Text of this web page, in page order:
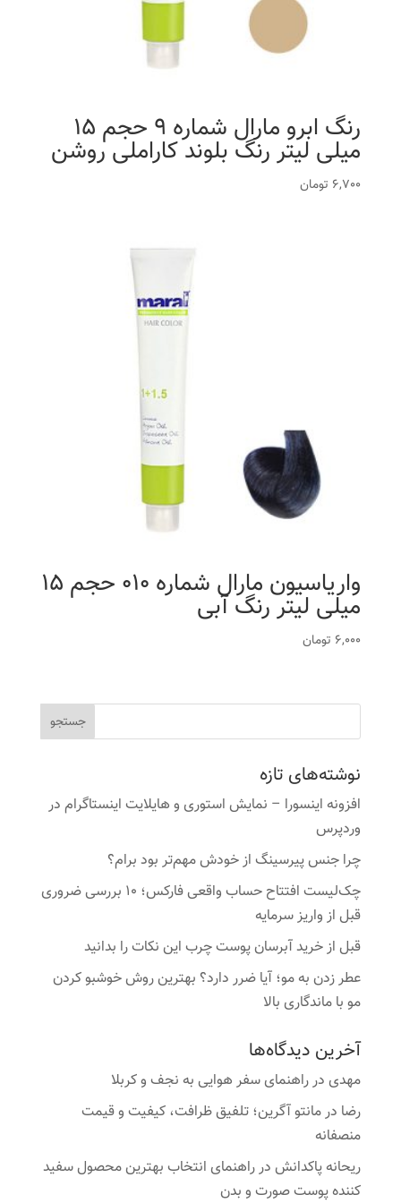
رنگ ابرو مارال شماره 9 حجم 15
میلی لیتر رنگ بلوند کاراملی روشن
6,700 تومان
واریاسیون مارال شماره 010 حجم 15
میلی لیتر رنگ آبی
6,000 تومان
نوشته‌های تازه
افزونه اینسورا – نمایش استوری و هایلایت اینستاگرام در
وردپرس
چرا جنس پیرسینگ از خودش مهم‌تر بود برام؟
چک‌لیست افتتاح حساب واقعی فارکس؛ ۱۰ بررسی ضروری
قبل از واریز سرمایه
قبل از خرید آبرسان پوست چرب این نکات را بدانید
عطر زدن به مو؛ آیا ضرر دارد؟ بهترین روش خوشبو کردن
مو با ماندگاری بالا
آخرین دیدگاه‌ها
مهدیدرراهنمای سفر هوایی به نجف و کربلا
رضا درمانتو آگرین؛ تلفیق ظرافت، کیفیت و قیمت
منصفانه
ریحانه پاکدانشدرراهنمای انتخاب بهترین محصول سفید
کننده پوست صورت و بدن